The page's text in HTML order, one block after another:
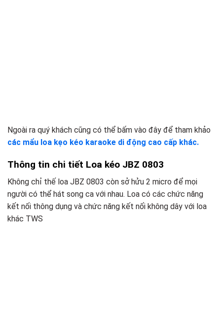
Ngoài ra quý khách cũng có thể bấm vào đây để tham khảo
các mẩu loa kẹo kéo karaoke di động cao cấp khác.
Thông tin chi tiết Loa kéo JBZ 0803
Không chỉ thế loa JBZ 0803 còn sở hửu 2 micro để mọi
người có thể hát song ca với nhau. Loa có các chức năng
kết nối thông dụng và chức năng kết nối không dây với loa
khác TWS